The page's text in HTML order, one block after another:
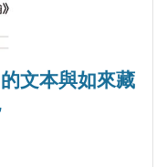
文本與如來藏